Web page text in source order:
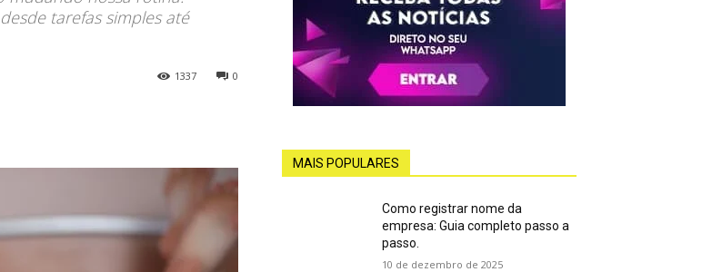
tarefas simples até
0
1337
MAIS POPULARES
Como registrar nome da
empresa: Guia completo passo a
passo.
10 de dezembro de 2025